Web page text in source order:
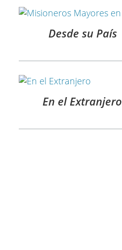
Desde su País
En el Extranjero